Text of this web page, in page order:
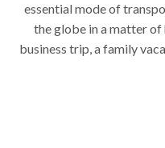
essential mode of
the globe in a matter of
business trip, a family